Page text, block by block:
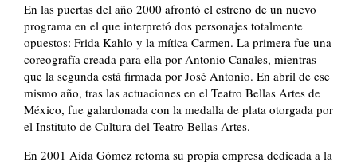
En las puertas del año 2000 afrontó el estreno de un nuevo
programa en el que interpretó dos personajes totalmente
opuestos: Frida Kahlo y la mítica Carmen. La primera fue una
coreografía creada para ella por Antonio Canales, mientras
que la segunda está firmada por José Antonio. En abril de ese
mismo año, tras las actuaciones en el Teatro Bellas Artes de
México, fue galardonada con la medalla de plata otorgada por
el Instituto de Cultura del Teatro Bellas Artes.
En 2001 Aída Gómez retoma su propia empresa dedicada a la